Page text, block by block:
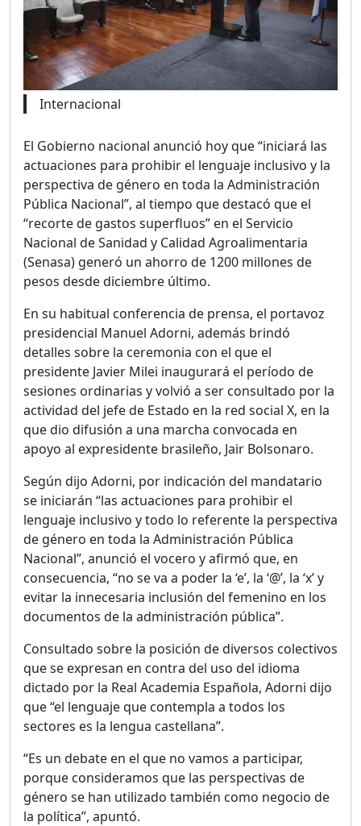
Internacional
El Gobierno nacional anunció hoy que “iniciará las
actuaciones para prohibir el lenguaje inclusivo y la
perspectiva de género en toda la Administración
Pública Nacional”, al tiempo que destacó que el
“recorte de gastos superfluos” en el Servicio
Nacional de Sanidad y Calidad Agroalimentaria
(Senasa) generó un ahorro de 1200 millones de
pesos desde diciembre último.
En su habitual conferencia de prensa, el portavoz
presidencial Manuel Adorni, además brindó
detalles sobre la ceremonia con el que el
presidente Javier Milei inaugurará el período de
sesiones ordinarias y volvió a ser consultado por la
actividad del jefe de Estado en la red social X, en la
que dio difusión a una marcha convocada en
apoyo al expresidente brasileño, Jair Bolsonaro.
Según dijo Adorni, por indicación del mandatario
se iniciarán “las actuaciones para prohibir el
lenguaje inclusivo y todo lo referente la perspectiva
de género en toda la Administración Pública
Nacional”, anunció el vocero y afirmó que, en
consecuencia, “no se va a poder la ‘e’, la ‘@’, la ‘x’ y
evitar la innecesaria inclusión del femenino en los
documentos de la administración pública”.
Consultado sobre la posición de diversos colectivos
que se expresan en contra del uso del idioma
dictado por la Real Academia Española, Adorni dijo
que “el lenguaje que contempla a todos los
sectores es la lengua castellana”.
“Es un debate en el que no vamos a participar,
porque consideramos que las perspectivas de
género se han utilizado también como negocio de
la política”, apuntó.